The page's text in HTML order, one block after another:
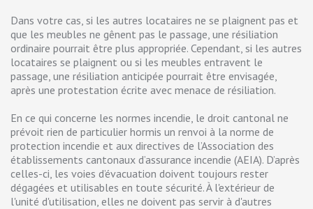
Dans votre cas, si les autres locataires ne se plaignent pas et
que les meubles ne gênent pas le passage, une résiliation
ordinaire pourrait être plus appropriée. Cependant, si les autres
locataires se plaignent ou si les meubles entravent le
passage, une résiliation anticipée pourrait être envisagée,
après une protestation écrite avec menace de résiliation.
En ce qui concerne les normes incendie, le droit cantonal ne
prévoit rien de particulier hormis un renvoi à la norme de
protection incendie et aux directives de l’Association des
établissements cantonaux d’assurance incendie (AEIA). D’après
celles-ci, les voies d’évacuation doivent toujours rester
dégagées et utilisables en toute sécurité. À l'extérieur de
l'unité d'utilisation, elles ne doivent pas servir à d'autres